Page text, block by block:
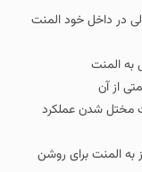
در داخل خود المنت
المنت
از آن
مختل شدن عملکرد
به المنت برای روشن